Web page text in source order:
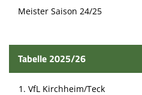
Meister Saison 24/25
Tabelle 2025/26
1. VfL Kirchheim/Teck